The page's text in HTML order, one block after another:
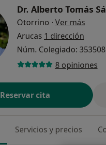
Dr. Alberto Tomás
Otorrino · Ver más
Arucas 1 dirección
Núm. Colegiado:
8 opiniones
Reservar cita
Servicios y precios